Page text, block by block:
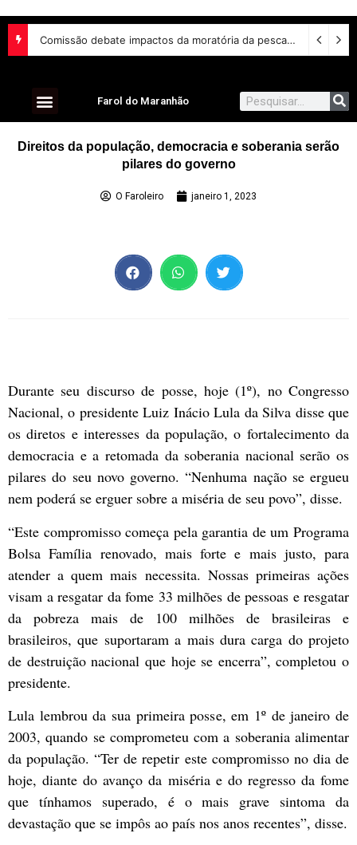
Comissão debate impactos da moratória da pesca da piracatinga na Região Amazônica
Farol do Maranhão
Direitos da população, democracia e soberania serão
pilares do governo
O Faroleiro janeiro 1, 2023
Durante seu discurso de posse, hoje (1º), no Congresso
Nacional, o presidente Luiz Inácio Lula da Silva disse que
os diretos e interesses da população, o fortalecimento da
democracia e a retomada da soberania nacional serão os
pilares do seu novo governo. “Nenhuma nação se ergueu
nem poderá se erguer sobre a miséria de seu povo”, disse.
“Este compromisso começa pela garantia de um Programa
Bolsa Família renovado, mais forte e mais justo, para
atender a quem mais necessita. Nossas primeiras ações
visam a resgatar da fome 33 milhões de pessoas e resgatar
da pobreza mais de 100 milhões de brasileiras e
brasileiros, que suportaram a mais dura carga do projeto
de destruição nacional que hoje se encerra”, completou o
presidente.
Lula lembrou da sua primeira posse, em 1º de janeiro de
2003, quando se comprometeu com a soberania alimentar
da população. “Ter de repetir este compromisso no dia de
hoje, diante do avanço da miséria e do regresso da fome
que tínhamos superado, é o mais grave sintoma da
devastação que se impôs ao país nos anos recentes”, disse.